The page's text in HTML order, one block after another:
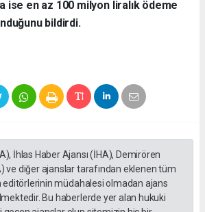
ise en az 100 milyon liralık ödeme
bildirdi.
İhlas Haber Ajansı (İHA), Demirören
ve diğer ajanslar tarafından eklenen tüm
editörlerinin müdahalesi olmadan ajans
Bu haberlerde yer alan hukuki